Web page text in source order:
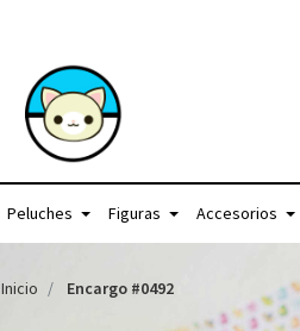
Peluches Figuras Accesorios
Inicio Encargo #0492